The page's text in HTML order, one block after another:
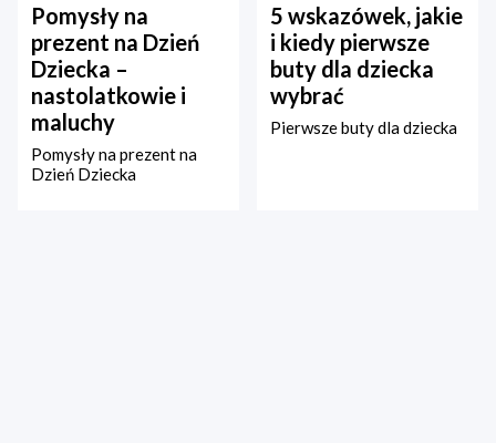
Pomysły na
prezent na Dzień
Dziecka –
nastolatkowie i
maluchy
Pomysły na prezent na
Dzień Dziecka
5 wskazówek, jakie
i kiedy pierwsze
buty dla dziecka
wybrać
Pierwsze buty dla dziecka